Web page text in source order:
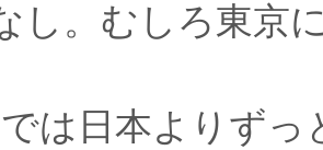
し。むしろ東京
は日本よりず